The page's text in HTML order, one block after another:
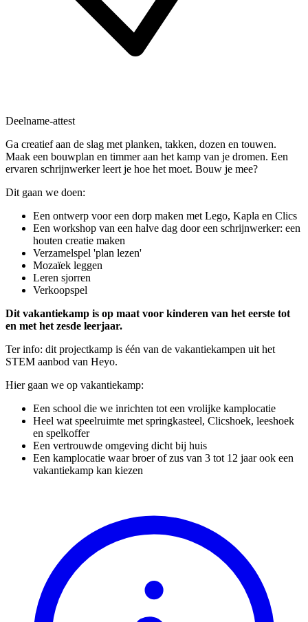
Deelname-attest
Ga creatief aan de slag met planken, takken, dozen en touwen.
Maak een bouwplan en timmer aan het kamp van je dromen. Een
ervaren schrijnwerker leert je hoe het moet. Bouw je mee?
Dit gaan we doen:
Een ontwerp voor een dorp maken met Lego, Kapla en Clics
Een workshop van een halve dag door een schrijnwerker: een
houten creatie maken
Verzamelspel 'plan lezen'
Mozaïek leggen
Leren sjorren
Verkoopspel
Dit vakantiekamp is op maat voor kinderen van het eerste tot
en met het zesde leerjaar.
Ter info: dit projectkamp is één van de vakantiekampen uit het
STEM aanbod van Heyo.
Hier gaan we op vakantiekamp:
Een school die we inrichten tot een vrolijke kamplocatie
Heel wat speelruimte met springkasteel, Clicshoek, leeshoek
en spelkoffer
Een vertrouwde omgeving dicht bij huis
Een kamplocatie waar broer of zus van 3 tot 12 jaar ook een
vakantiekamp kan kiezen